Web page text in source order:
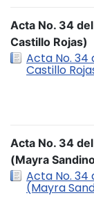
Acta No. 34
Castillo Rojas)
Acta No. 34
Castillo
Acta No. 34
(Mayra
Acta No. 34
(Mayra